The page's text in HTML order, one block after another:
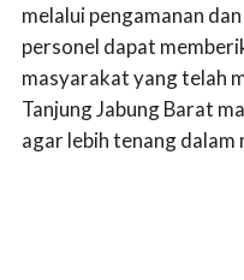
melalui pengamanan
personel dapat
masyarakat yang telah
Tanjung Jabung Barat
agar lebih tenang dalam